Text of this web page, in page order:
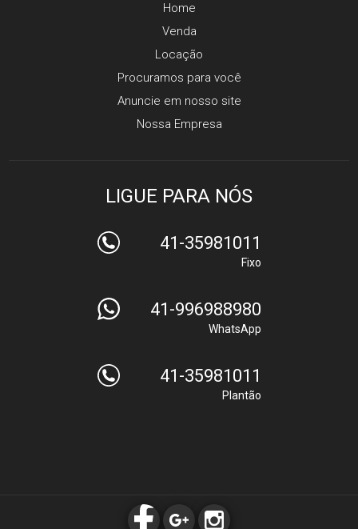
Home
Venda
Locação
Procuramos para você
Anuncie em nosso site
Nossa Empresa
LIGUE PARA NÓS
41-35981011
Fixo
41-996988980
WhatsApp
41-35981011
Plantão